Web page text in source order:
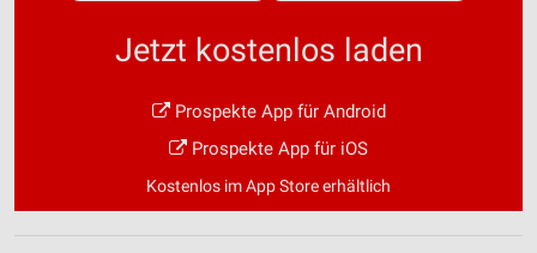
Jetzt kostenlos laden
Prospekte App für Android
Prospekte App für iOS
Kostenlos im App Store erhältlich